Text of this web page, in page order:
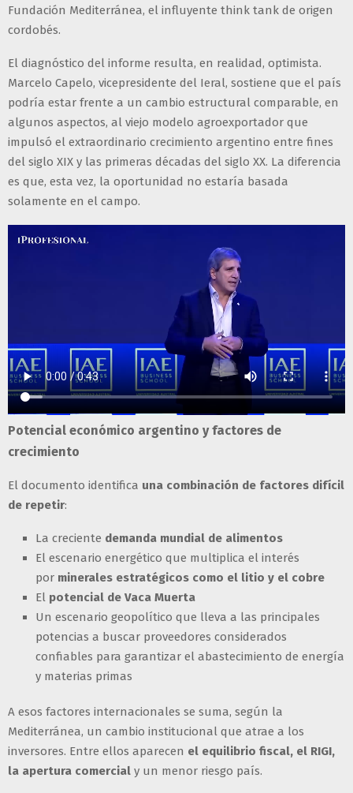
Fundación Mediterránea, el influyente think tank de origen
cordobés.
El diagnóstico del informe resulta, en realidad, optimista.
Marcelo Capelo, vicepresidente del Ieral, sostiene que el país
podría estar frente a un cambio estructural comparable, en
algunos aspectos, al viejo modelo agroexportador que
impulsó el extraordinario crecimiento argentino entre fines
del siglo XIX y las primeras décadas del siglo XX. La diferencia
es que, esta vez, la oportunidad no estaría basada
solamente en el campo.
Potencial económico argentino y factores de
crecimiento
El documento identifica una combinación de factores difícil
de repetir:
La creciente demanda mundial de alimentos
El escenario energético que multiplica el interés
por minerales estratégicos como el litio y el cobre
El potencial de Vaca Muerta
Un escenario geopolítico que lleva a las principales
potencias a buscar proveedores considerados
confiables para garantizar el abastecimiento de energía
y materias primas
A esos factores internacionales se suma, según la
Mediterránea, un cambio institucional que atrae a los
inversores. Entre ellos aparecen el equilibrio fiscal, el RIGI,
la apertura comercial y un menor riesgo país.